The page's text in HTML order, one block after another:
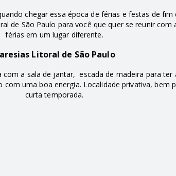
chegar essa época de férias e festas de
de São Paulo para você que quer se reunir
férias em um lugar diferente.
Litoral de São Paulo
a sala de jantar, escada de madeira para ter
uma boa energia. Localidade privativa, bem
curta temporada.